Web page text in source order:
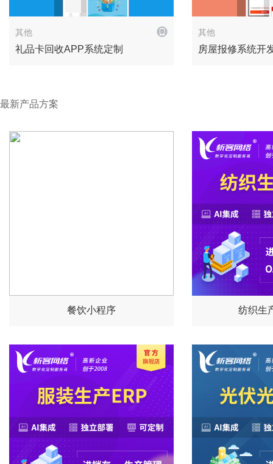
解决方案
其他
礼品卡回收APP系统定制
其他
房屋报修系统开
最新产品方案
餐饮小程序 纺织生